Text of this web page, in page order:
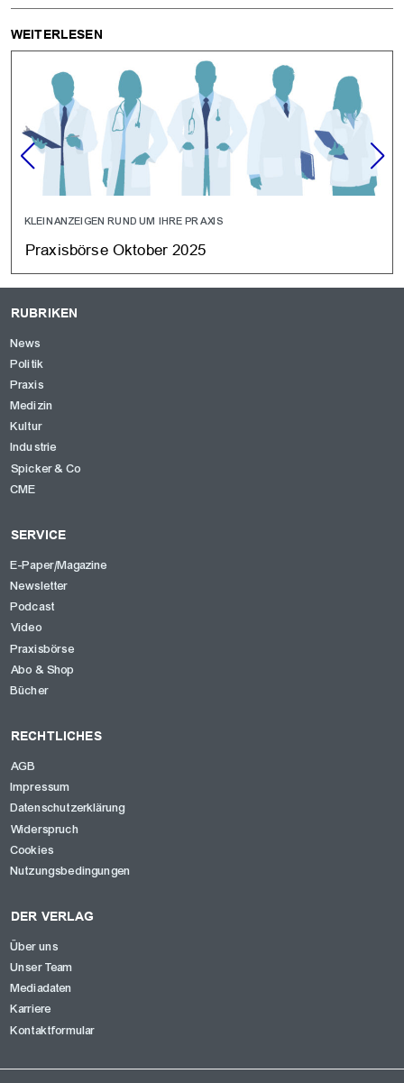
WEITERLESEN
KLEINANZEIGEN RUND UM IHRE PRAXIS
Praxisbörse Oktober 2025
RUBRIKEN
News
Politik
Praxis
Medizin
Kultur
Industrie
Spicker & Co
CME
SERVICE
E-Paper/Magazine
Newsletter
Podcast
Video
Praxisbörse
Abo & Shop
Bücher
RECHTLICHES
AGB
Impressum
Datenschutzerklärung
Widerspruch
Cookies
Nutzungsbedingungen
DER VERLAG
Über uns
Unser Team
Mediadaten
Karriere
Kontaktformular